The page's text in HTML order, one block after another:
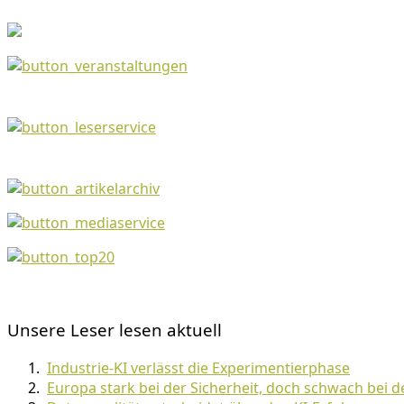
Unsere Leser lesen aktuell
Industrie-KI verlässt die Experimentierphase
Europa stark bei der Sicherheit, doch schwach bei